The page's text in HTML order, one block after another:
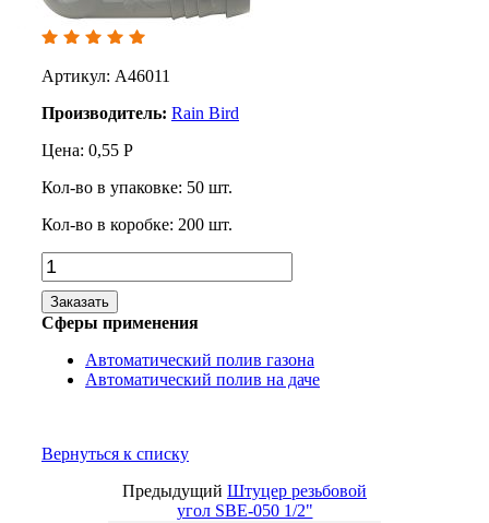
Артикул: A46011
Производитель: Rain Bird
Цена: 0,55 Р
Кол-во в упаковке: 50 шт.
Кол-во в коробке: 200 шт.
Заказать
Сферы применения
Автоматический полив газона
Автоматический полив на даче
Вернуться к списку
Предыдущий Штуцер резьбовой
угол SBE-050 1/2"